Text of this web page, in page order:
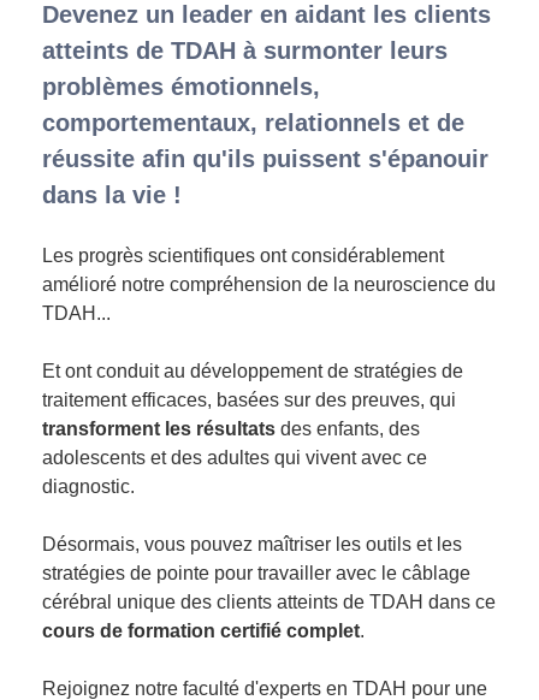
Devenez un leader en aidant les clients
atteints de TDAH à surmonter leurs
problèmes émotionnels,
comportementaux, relationnels et de
réussite afin qu'ils puissent s'épanouir
dans la vie !
Les progrès scientifiques ont considérablement
amélioré notre compréhension de la neuroscience du
TDAH...
Et ont conduit au développement de stratégies de
traitement efficaces, basées sur des preuves, qui
transforment les résultats des enfants, des
adolescents et des adultes qui vivent avec ce
diagnostic.
Désormais, vous pouvez maîtriser les outils et les
stratégies de pointe pour travailler avec le câblage
cérébral unique des clients atteints de TDAH dans ce
cours de formation certifié complet.
Rejoignez notre faculté d'experts en TDAH pour une